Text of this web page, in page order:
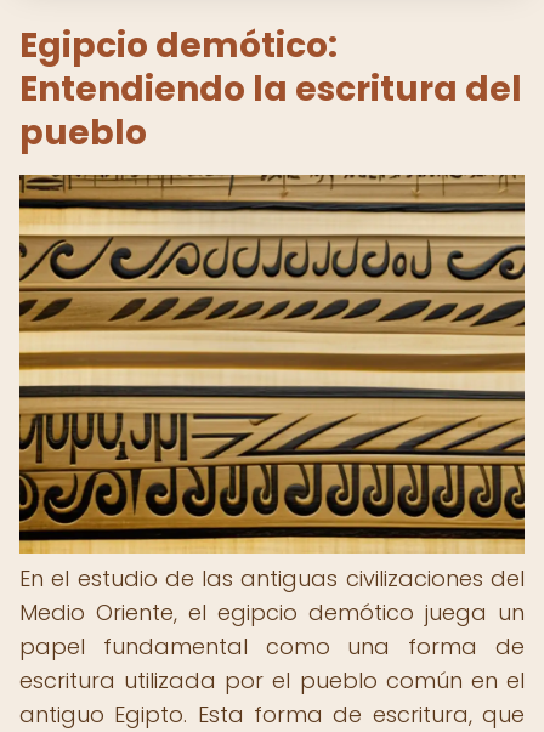
Egipcio demótico:
Entendiendo la escritura del
pueblo
En el estudio de las antiguas civilizaciones del
Medio Oriente, el egipcio demótico juega un
papel fundamental como una forma de
escritura utilizada por el pueblo común en el
antiguo Egipto. Esta forma de escritura, que